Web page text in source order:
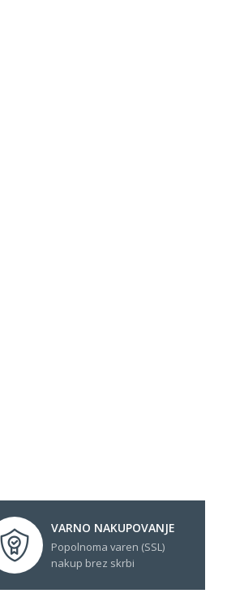
VARNO NAKUPOVANJE
Popolnoma varen (SSL)
nakup brez skrbi